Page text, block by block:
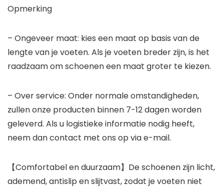
Opmerking
– Ongeveer maat: kies een maat op basis van de
lengte van je voeten. Als je voeten breder zijn, is het
raadzaam om schoenen een maat groter te kiezen.
– Over service: Onder normale omstandigheden,
zullen onze producten binnen 7-12 dagen worden
geleverd. Als u logistieke informatie nodig heeft,
neem dan contact met ons op via e-mail.
【Comfortabel en duurzaam】De schoenen zijn licht,
ademend, antislip en slijtvast, zodat je voeten niet